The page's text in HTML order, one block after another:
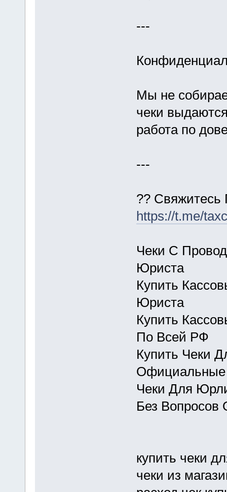
---
Мы не
чеки
работа по
---
??
https://t.me/
Чеки С
Юриста
Купить
Юриста
Купить
По Всей РФ
Купить Чеки
Официальные
Чеки Для
Без Вопросов
купить чеки
чеки из